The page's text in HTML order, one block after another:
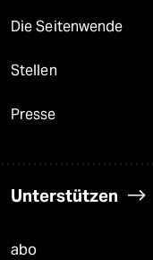
Die Seitenwende
Stellen
Presse
Unterstützen
abo